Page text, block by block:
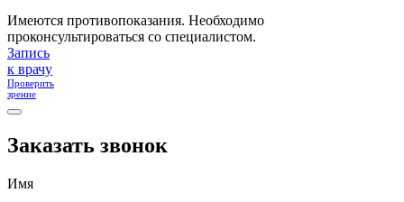
Имеются противопоказания. Необходимо
проконсультироваться со специалистом.
Запись
к врачу
Проверить
зрение
Заказать звонок
Имя